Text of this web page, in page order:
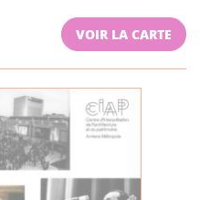
VOIR LA CARTE